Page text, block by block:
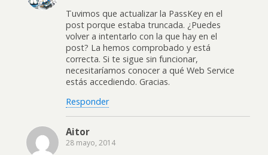
Tuvimos que actualizar la PassKey en el
post porque estaba truncada. ¿Puedes
volver a intentarlo con la que hay en el
post? La hemos comprobado y está
correcta. Si te sigue sin funcionar,
necesitaríamos conocer a qué Web Service
estás accediendo. Gracias.
Responder
Aitor
28 mayo, 2014